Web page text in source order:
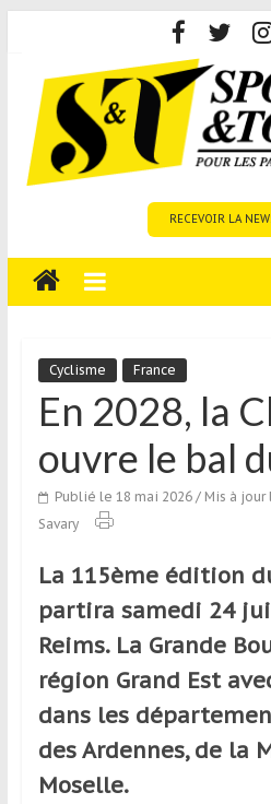
content
Tourisme
est
média
sur
tourisme
sportif
qui
s’adresse
voyageurs
ponctuels
ou
réguliers,
pratiquants,
passionnés
simples
spectateurs
RECEVOIR LA
Cyclisme France
En 2028, la
ouvre le bal
Publié le 18 mai 2026/ Mis à jour
Savary
La 115ème édition
partira samedi 24
Reims. La Grande
région Grand Est
dans les
des Ardennes, de la
Moselle.